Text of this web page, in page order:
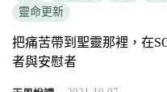
靈命更新
把痛苦帶到聖靈那裡，在
者與安慰者